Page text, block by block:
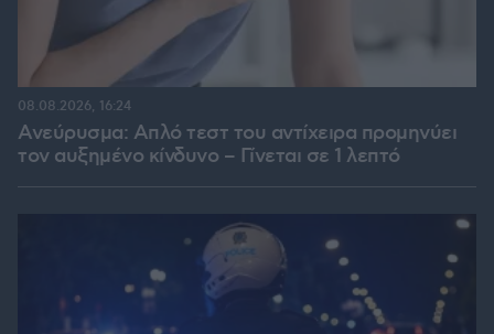
Ανεύρυσμα: Απλό τεστ του αντίχειρα προμηνύει
τον αυξημένο κίνδυνο – Γίνεται σε 1 λεπτό
08.08.2026, 16:24